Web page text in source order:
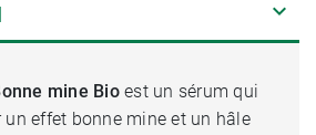
mine Bio est un sérum qui
effet bonne mine et un hâle